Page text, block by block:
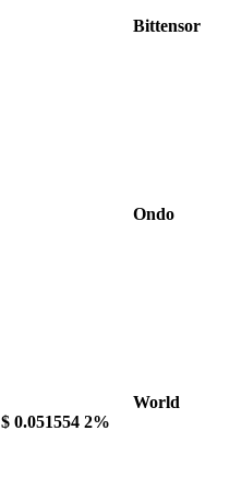
Bittensor
Ondo
World
$ 0.051554 2%